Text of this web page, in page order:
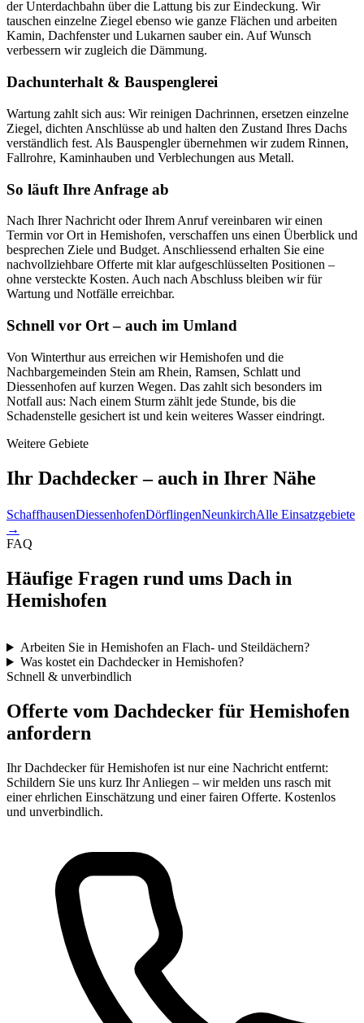
der Unterdachbahn über die Lattung bis zur Eindeckung. Wir
tauschen einzelne Ziegel ebenso wie ganze Flächen und arbeiten
Kamin, Dachfenster und Lukarnen sauber ein. Auf Wunsch
verbessern wir zugleich die Dämmung.
Dachunterhalt & Bauspenglerei
Wartung zahlt sich aus: Wir reinigen Dachrinnen, ersetzen einzelne
Ziegel, dichten Anschlüsse ab und halten den Zustand Ihres Dachs
verständlich fest. Als Bauspengler übernehmen wir zudem Rinnen,
Fallrohre, Kaminhauben und Verblechungen aus Metall.
So läuft Ihre Anfrage ab
Nach Ihrer Nachricht oder Ihrem Anruf vereinbaren wir einen
Termin vor Ort in Hemishofen, verschaffen uns einen Überblick und
besprechen Ziele und Budget. Anschliessend erhalten Sie eine
nachvollziehbare Offerte mit klar aufgeschlüsselten Positionen –
ohne versteckte Kosten. Auch nach Abschluss bleiben wir für
Wartung und Notfälle erreichbar.
Schnell vor Ort – auch im Umland
Von Winterthur aus erreichen wir Hemishofen und die
Nachbargemeinden Stein am Rhein, Ramsen, Schlatt und
Diessenhofen auf kurzen Wegen. Das zahlt sich besonders im
Notfall aus: Nach einem Sturm zählt jede Stunde, bis die
Schadenstelle gesichert ist und kein weiteres Wasser eindringt.
Weitere Gebiete
Ihr Dachdecker – auch in Ihrer Nähe
SchaffhausenDiessenhofenDörflingenNeunkirchAlle Einsatzgebiete
→
FAQ
Häufige Fragen rund ums Dach in
Hemishofen
Arbeiten Sie in Hemishofen an Flach- und Steildächern?
Was kostet ein Dachdecker in Hemishofen?
Schnell & unverbindlich
Offerte vom Dachdecker für Hemishofen
anfordern
Ihr Dachdecker für Hemishofen ist nur eine Nachricht entfernt:
Schildern Sie uns kurz Ihr Anliegen – wir melden uns rasch mit
einer ehrlichen Einschätzung und einer fairen Offerte. Kostenlos
und unverbindlich.